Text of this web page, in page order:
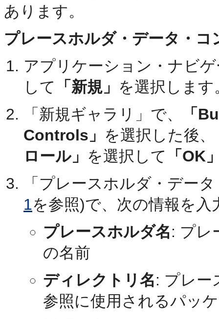
あります。
プレースホルダ・データ・
アプリケーション・ナビ
して
「新規」 を選択します
「新規ギャラリ」で、
「
Controls」 を選択した後、
ロール」 を選択して
「OK
「プレースホルダ・デー
1を参照)で、次の情報を入
プレースホルダ名: プレ
の名前
ディレクトリ名: プレー
参照に使用されるパッ